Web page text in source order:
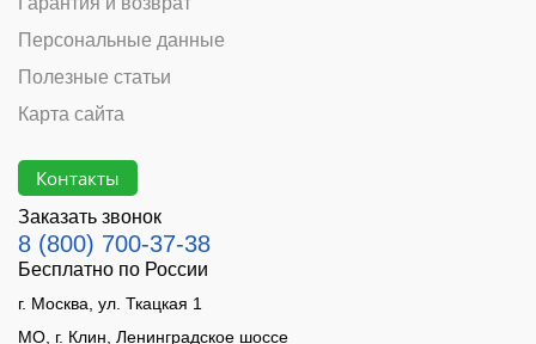
Персональные данные
Полезные статьи
Карта сайта
Контакты
Заказать звонок
8 (800) 700-37-38
Бесплатно по России
г. Москва, ул. Ткацкая 1
МО, г. Клин, Ленинградское шоссе